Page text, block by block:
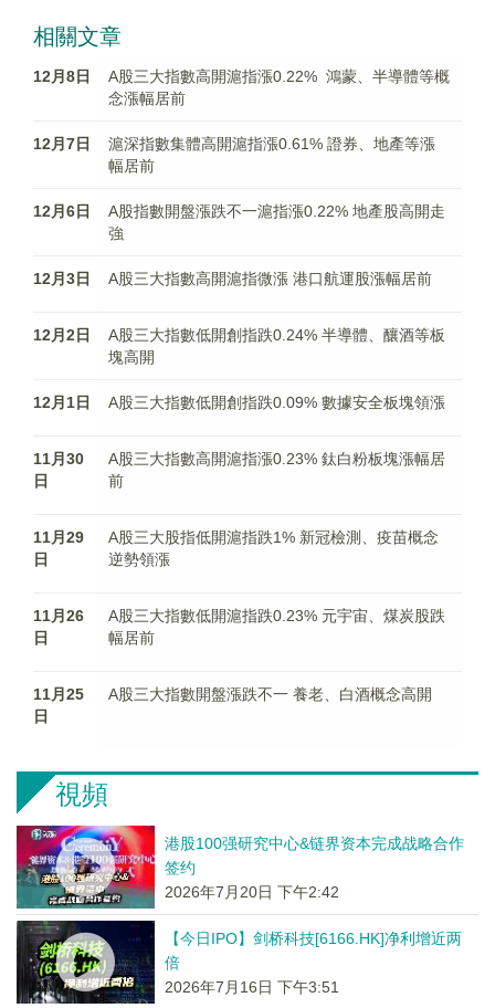
相關文章
12月8日
A股三大指數高開滬指漲0.22% 鴻蒙、半導體等概
念漲幅居前
12月7日
滬深指數集體高開滬指漲0.61% 證券、地產等漲
幅居前
12月6日
A股指數開盤漲跌不一滬指漲0.22% 地產股高開走
強
12月3日 A股三大指數高開滬指微漲 港口航運股漲幅居前
12月2日
A股三大指數低開創指跌0.24% 半導體、釀酒等板
塊高開
12月1日 A股三大指數低開創指跌0.09% 數據安全板塊領漲
11月30
日
A股三大指數高開滬指漲0.23% 鈦白粉板塊漲幅居
前
11月29
日
A股三大股指低開滬指跌1% 新冠檢測、疫苗概念
逆勢領漲
11月26
日
A股三大指數低開滬指跌0.23% 元宇宙、煤炭股跌
幅居前
11月25
日
A股三大指數開盤漲跌不一 養老、白酒概念高開
視頻
港股100强研究中心&链界资本完成战略合作
签约
2026年7月20日 下午2:42
【今日IPO】剑桥科技[6166.HK]净利增近两
倍
2026年7月16日 下午3:51